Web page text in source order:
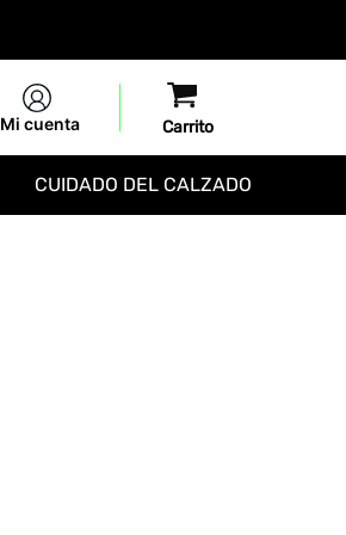
Mi cuenta
CUIDADO DEL CALZADO